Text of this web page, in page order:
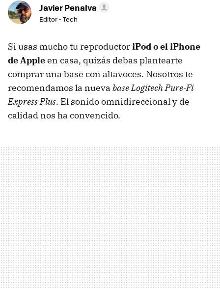
Javier Penalva
Editor - Tech
Si usas mucho tu reproductoriPod o el iPhone
de Appleen casa, quizás debas plantearte
comprar una base con altavoces. Nosotros te
recomendamos la nueva base Logitech Pure-Fi
Express Plus. El sonido omnidireccional y de
calidad nos ha convencido.